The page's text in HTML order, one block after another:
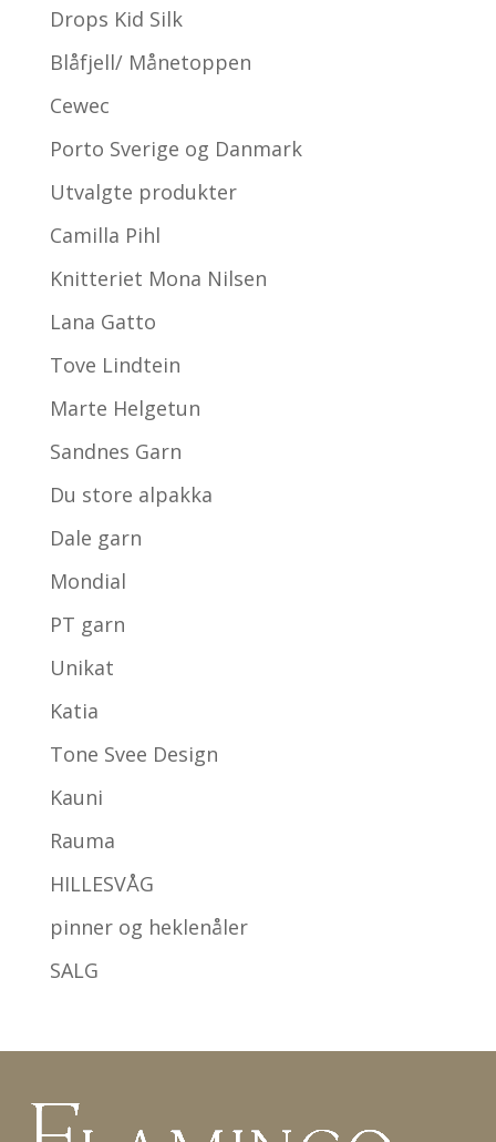
Drops Kid Silk
Blåfjell/ Månetoppen
Cewec
Porto Sverige og Danmark
Utvalgte produkter
Camilla Pihl
Knitteriet Mona Nilsen
Lana Gatto
Tove Lindtein
Marte Helgetun
Sandnes Garn
Du store alpakka
Dale garn
Mondial
PT garn
Unikat
Katia
Tone Svee Design
Kauni
Rauma
HILLESVÅG
pinner og heklenåler
SALG